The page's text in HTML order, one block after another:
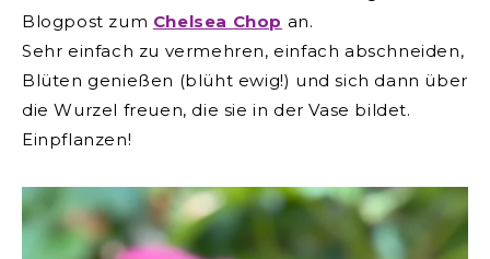
Blogpost zum Chelsea Chop an.
Sehr einfach zu vermehren, einfach abschneiden,
Blüten genießen (blüht ewig!) und sich dann über
die Wurzel freuen, die sie in der Vase bildet.
Einpflanzen!